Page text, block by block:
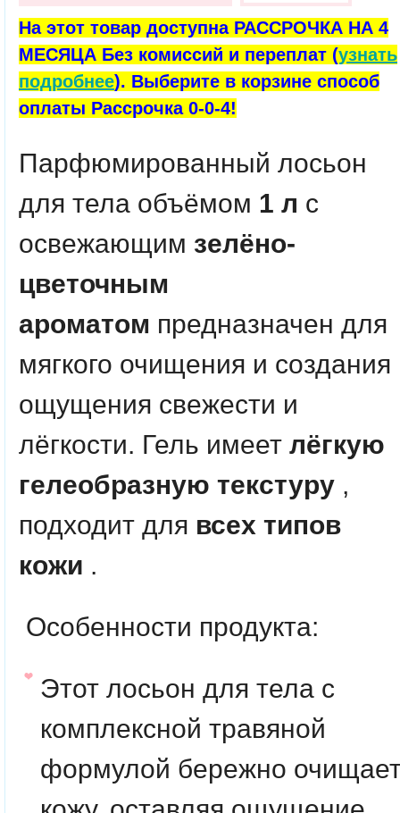
На этот товар доступна РАССРОЧКА НА 4
МЕСЯЦА Без комиссий и переплат (узнать
подробнее). Выберите в корзине способ
оплаты Рассрочка 0-0-4!
Парфюмированный лосьон
для тела объёмом 1 л с
освежающим зелёно-
цветочным
ароматом предназначен для
мягкого очищения и создания
ощущения свежести и
лёгкости. Гель имеет лёгкую
гелеобразную текстуру ,
подходит для всех типов
кожи .
Особенности продукта:
Этот лосьон для тела с
комплексной травяной
формулой бережно